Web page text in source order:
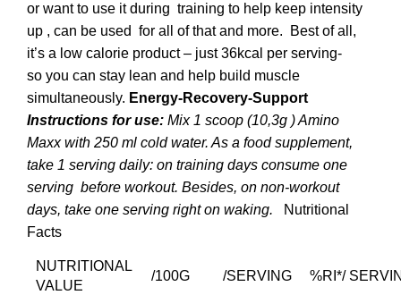
or want to use it during training to help keep intensity
up , can be used for all of that and more. Best of all,
it’s a low calorie product – just 36kcal per serving-
so you can stay lean and help build muscle
simultaneously. Energy-Recovery-Support
Instructions for use: Mix 1 scoop (10,3g ) Amino
Maxx with 250 ml cold water. As a food supplement,
take 1 serving daily: on training days consume one
serving before workout. Besides, on non-workout
days, take one serving right on waking. Nutritional
Facts
NUTRITIONAL
VALUE
/100G /SERVING %RI*/